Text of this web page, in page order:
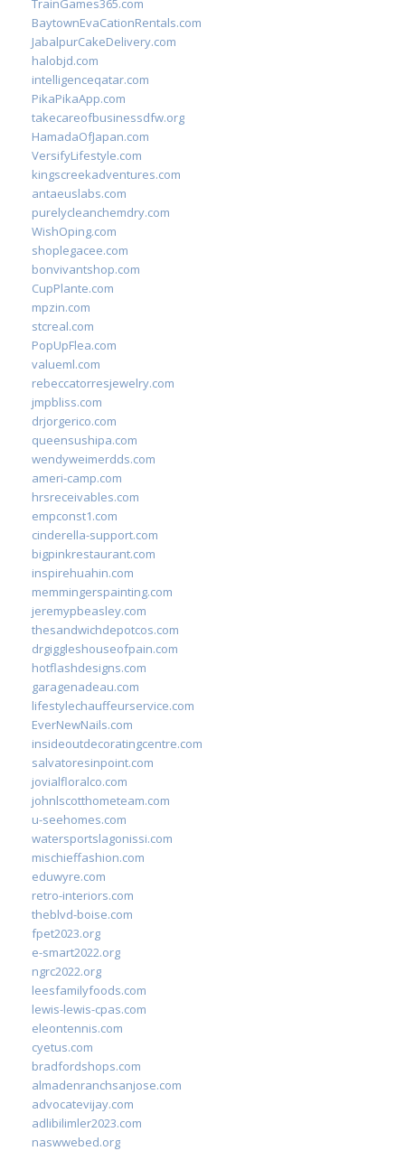
TrainGames365.com
BaytownEvaCationRentals.com
JabalpurCakeDelivery.com
halobjd.com
intelligenceqatar.com
PikaPikaApp.com
takecareofbusinessdfw.org
HamadaOfJapan.com
VersifyLifestyle.com
kingscreekadventures.com
antaeuslabs.com
purelycleanchemdry.com
WishOping.com
shoplegacee.com
bonvivantshop.com
CupPlante.com
mpzin.com
stcreal.com
PopUpFlea.com
valueml.com
rebeccatorresjewelry.com
jmpbliss.com
drjorgerico.com
queensushipa.com
wendyweimerdds.com
ameri-camp.com
hrsreceivables.com
empconst1.com
cinderella-support.com
bigpinkrestaurant.com
inspirehuahin.com
memmingerspainting.com
jeremypbeasley.com
thesandwichdepotcos.com
drgiggleshouseofpain.com
hotflashdesigns.com
garagenadeau.com
lifestylechauffeurservice.com
EverNewNails.com
insideoutdecoratingcentre.com
salvatoresinpoint.com
jovialfloralco.com
johnlscotthometeam.com
u-seehomes.com
watersportslagonissi.com
mischieffashion.com
eduwyre.com
retro-interiors.com
theblvd-boise.com
fpet2023.org
e-smart2022.org
ngrc2022.org
leesfamilyfoods.com
lewis-lewis-cpas.com
eleontennis.com
cyetus.com
bradfordshops.com
almadenranchsanjose.com
advocatevijay.com
adlibilimler2023.com
naswwebed.org